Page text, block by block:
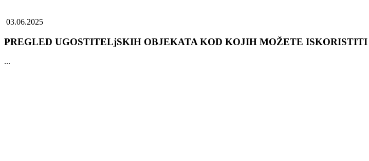
03.06.2025
PREGLED UGOSTITELjSKIH OBJEKATA KOD KOJIH MOŽETE ISKORISTITI
...